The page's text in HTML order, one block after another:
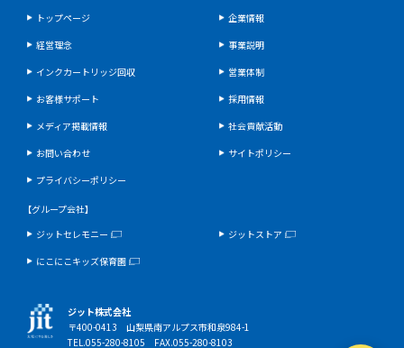
トップページ
企業情報
経営理念
事業説明
インクカートリッジ回収
営業体制
お客様サポート
採用情報
メディア掲載情報
社会貢献活動
お問い合わせ
サイトポリシー
プライバシーポリシー
【グループ会社】
ジットセレモニー
ジットストア
にこにこキッズ保育園
ジット株式会社
〒400-0413 山梨県南アルプス市和泉984-1
TEL.055-280-8105 FAX.055-280-8103